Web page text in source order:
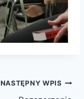
NASTĘPNY WPIS